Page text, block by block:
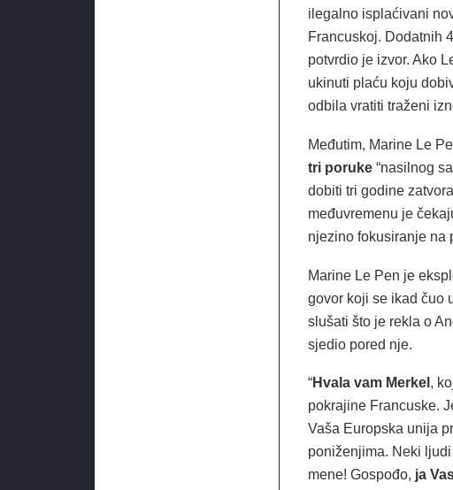
ilegalno isplaćivani
Francuskoj. Dodatnih
potvrdio je izvor. Ako
ukinuti plaću koju
odbila vratiti traženi
Međutim, Marine Le
tri poruke“nasilnog
dobiti tri godine
međuvremenu je
njezino fokusiranje na
Marine Le Pen je
govor koji se ikad čuo
slušati što je rekla o
sjedio pored nje.
“Hvala vam Merkel ,
pokrajine Francuske.
Vaša Europska unija
poniženjima. Neki
mene! Gospođo, ja